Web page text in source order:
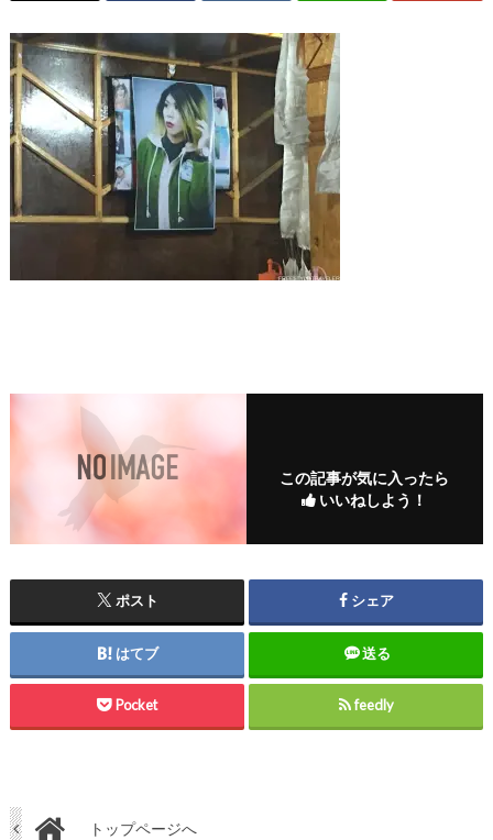
この記事が気に入ったら
いいねしよう！
ポスト シェア
はてブ 送る
Pocket feedly
トップページへ